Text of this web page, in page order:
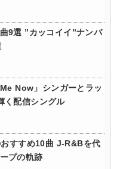
9選 ”カッコイイ”ナンバ
Now」シンガーとラッ
く配信シングル
すすめ10曲 J-R&Bを代
プの軌跡